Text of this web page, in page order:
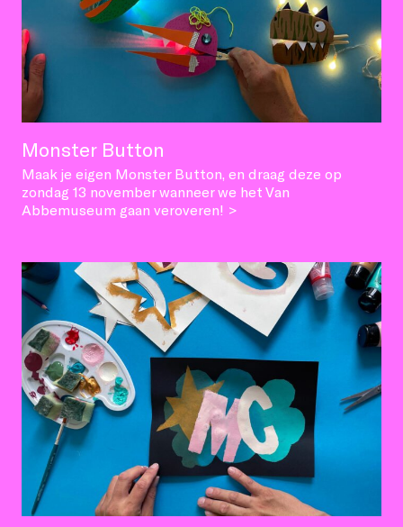
Monster Button
Maak je eigen Monster Button, en draag deze op
zondag 13 november wanneer we het Van
Abbemuseum gaan veroveren! >